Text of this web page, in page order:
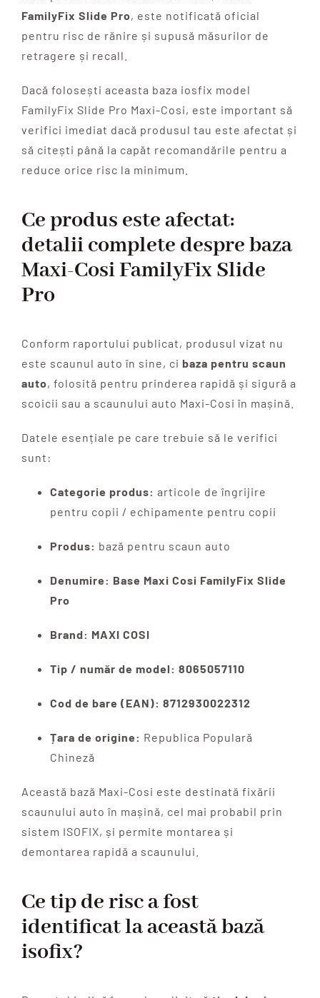
FamilyFix Slide Pro, este notificată oficial
pentru risc de rănire și supusă măsurilor de
retragere și recall.
Dacă folosești aceasta baza iosfix model
FamilyFix Slide Pro Maxi-Cosi, este important să
verifici imediat dacă produsul tau este afectat și
să citești până la capăt recomandările pentru a
reduce orice risc la minimum.
Ce produs este afectat:
detalii complete despre baza
Maxi-Cosi FamilyFix Slide
Pro
Conform raportului publicat, produsul vizat nu
este scaunul auto în sine, ci baza pentru scaun
auto, folosită pentru prinderea rapidă și sigură a
scoicii sau a scaunului auto Maxi-Cosi în mașină.
Datele esențiale pe care trebuie să le verifici
sunt:
Categorie produs: articole de îngrijire
pentru copii / echipamente pentru copii
Produs: bază pentru scaun auto
Denumire: Base Maxi Cosi FamilyFix Slide
Pro
Brand: MAXI COSI
Tip / număr de model: 8065057110
Cod de bare (EAN): 8712930022312
Țara de origine: Republica Populară
Chineză
Această bază Maxi-Cosi este destinată fixării
scaunului auto în mașină, cel mai probabil prin
sistem ISOFIX, și permite montarea și
demontarea rapidă a scaunului.
Ce tip de risc a fost
identificat la această bază
isofix?